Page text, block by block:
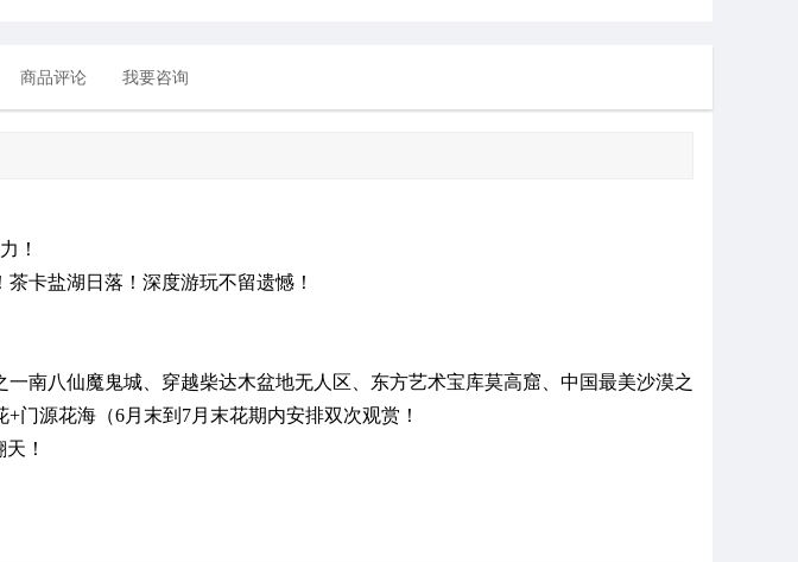
商品评论 我要咨询
！
卡盐湖日落！深度游玩不留遗憾！
南八仙魔鬼城、穿越柴达木盆地无人区、东方艺术宝库莫高窟、中国最美沙漠之
门源花海（6月末到7月末花期内安排双次观赏！
！